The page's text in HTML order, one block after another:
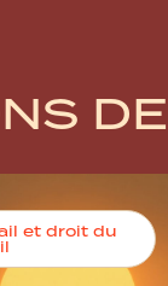
et droit du